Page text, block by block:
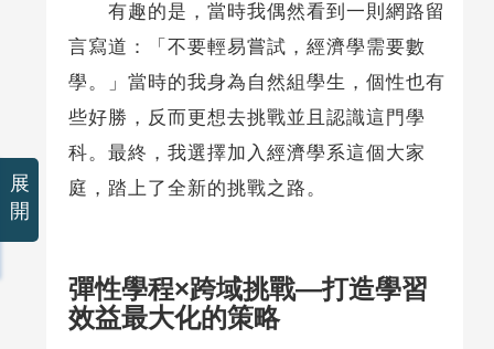
有趣的是，當時我偶然看到一則網路留
言寫道：「不要輕易嘗試，經濟學需要數
學。」當時的我身為自然組學生，個性也有
些好勝，反而更想去挑戰並且認識這門學
科。最終，我選擇加入經濟學系這個大家
庭，踏上了全新的挑戰之路。
彈性學程×跨域挑戰—打造學習
效益最大化的策略
展
開